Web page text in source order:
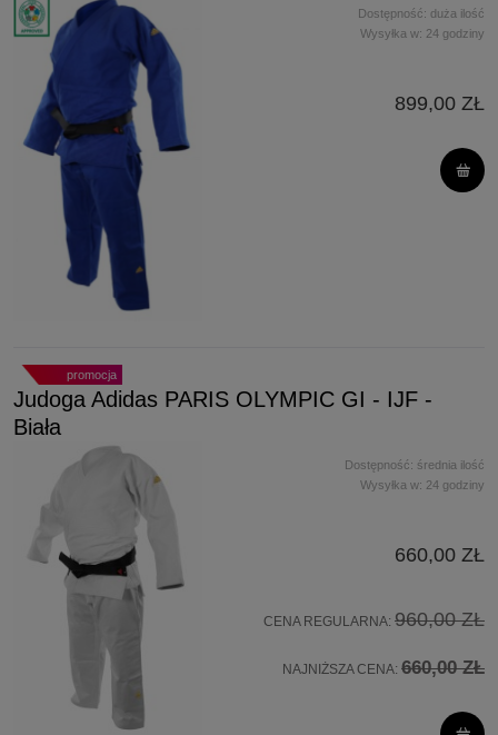
Dostępność: duża ilość
Wysyłka w: 24 godziny
899,00 ZŁ
Judoga Adidas PARIS OLYMPIC GI - IJF -
Biała
Dostępność: średnia ilość
Wysyłka w: 24 godziny
660,00 ZŁ
CENA REGULARNA: 960,00 ZŁ
NAJNIŻSZA CENA: 660,00 ZŁ
promocja